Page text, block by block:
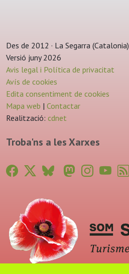
Des de 2012 · La Segarra (Catalonia)
Versió juny 2026
Avis legal i Política de privacitat
Avís de cookies
Edita consentiment de cookies
Mapa web | Contactar
Realització: cdnet
Troba'ns a les Xarxes